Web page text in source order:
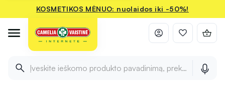
KOSMETIKOS MĖNUO: nuolaidos iki -50%!
Įveskite ieškomo produkto pavadinimą, prekės ženklą ir